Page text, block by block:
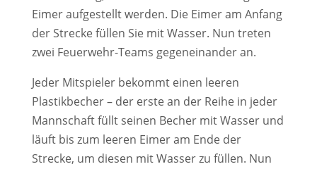
Eimer aufgestellt werden. Die Eimer am Anfang
der Strecke füllen Sie mit Wasser. Nun treten
zwei Feuerwehr-Teams gegeneinander an.
Jeder Mitspieler bekommt einen leeren
Plastikbecher – der erste an der Reihe in jeder
Mannschaft füllt seinen Becher mit Wasser und
läuft bis zum leeren Eimer am Ende der
Strecke, um diesen mit Wasser zu füllen. Nun